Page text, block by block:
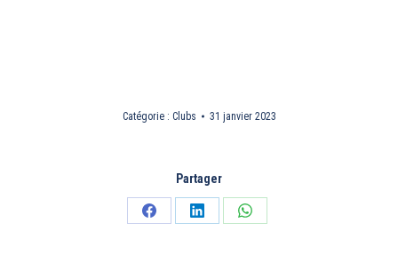
Catégorie : Clubs 31 janvier 2023
Partager
PartagerPartagerPartager